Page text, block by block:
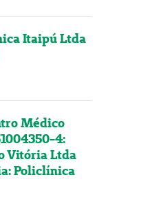
Itaipú Ltda
Médico
4:
Vitória Ltda
Policlínica